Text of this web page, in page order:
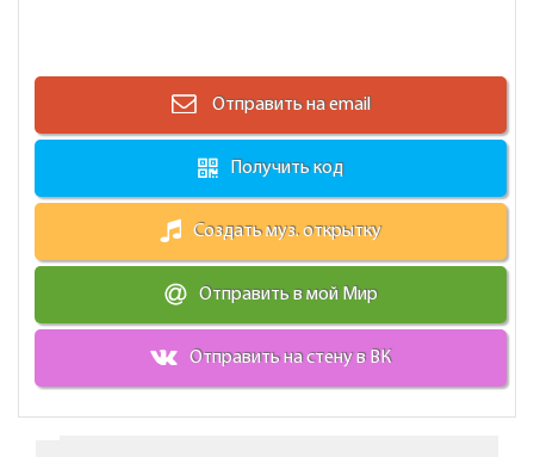
Отправить на email
Получить код
Создать муз. открытку
Отправить в мой Мир
Отправить на стену в ВК